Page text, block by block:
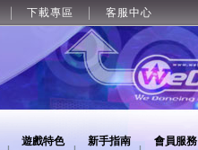
下載專區 客服中心
遊戲特色 新手指南 會員服務